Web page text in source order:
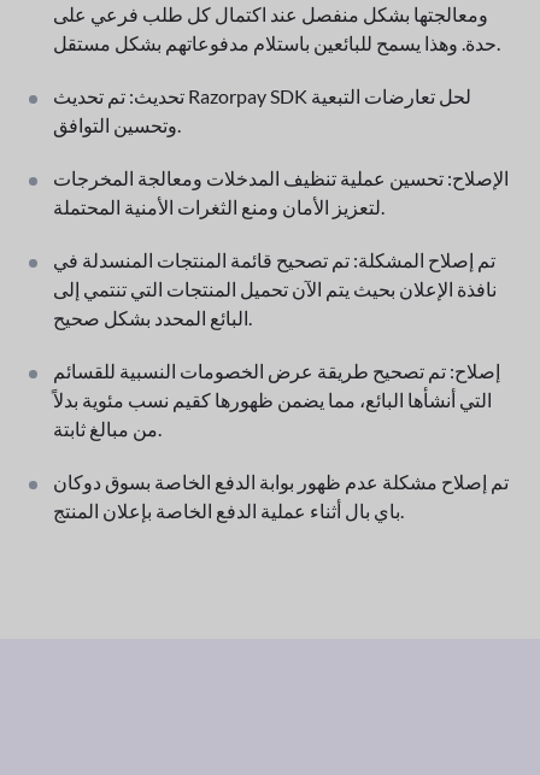
ومعالجتها بشكل منفصل عند اكتمال كل طلب فرعي على
تحديث: تم تحديث Razorpay SDK لحل تعارضات التبعية
الإصلاح: تحسين عملية تنظيف المدخلات ومعالجة المخرجات
تم إصلاح المشكلة: تم تصحيح قائمة المنتجات المنسدلة في
نافذة الإعلان بحيث يتم الآن تحميل المنتجات التي تنتمي إلى
إصلاح: تم تصحيح طريقة عرض الخصومات النسبية للقسائم
التي أنشأها البائع، مما يضمن ظهورها كقيم نسب مئوية بدلاً
تم إصلاح مشكلة عدم ظهور بوابة الدفع الخاصة بسوق دوكان